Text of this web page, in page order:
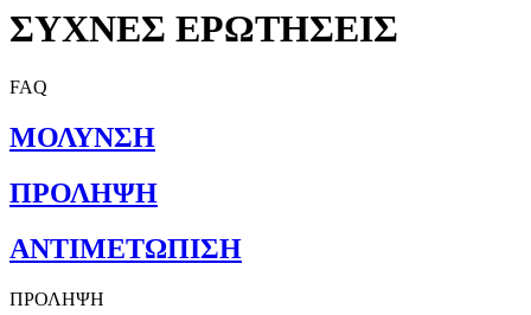
ΣΥΧΝΕΣ ΕΡΩΤΗΣΕΙΣ
FAQ
ΜΟΛΥΝΣΗ
ΠΡΟΛΗΨΗ
ΑΝΤΙΜΕΤΩΠΙΣΗ
ΠΡΟΛΗΨΗ